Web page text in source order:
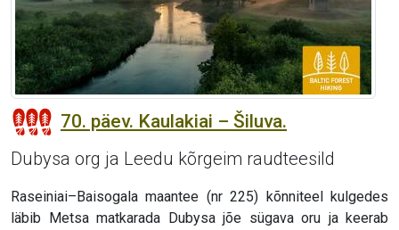
70. päev. Kaulakiai – Šiluva.
Dubysa org ja Leedu kõrgeim raudteesild
Raseiniai–Baisogala maantee (nr 225) kõnniteel kulgedes
läbib Metsa matkarada Dubysa jõe sügava oru ja keerab